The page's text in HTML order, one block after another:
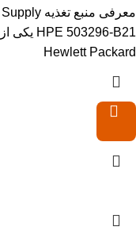
Hewlett Packard